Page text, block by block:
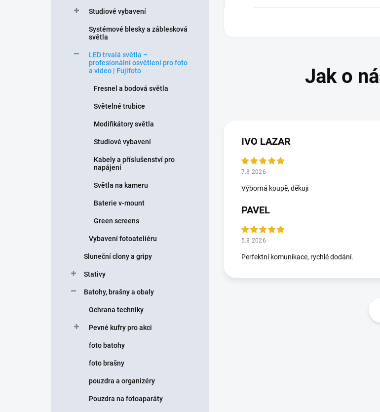
Studiové vybavení
Systémové blesky a záblesková
světla
LED trvalá světla –
profesionální osvětlení pro foto
a video | Fujifoto
Fresnel a bodová světla
Světelné trubice
Modifikátory světla
Studiové vybavení
Kabely a příslušenství pro
napájení
Světla na kameru
Baterie v-mount
Green screens
Vybavení fotoateliéru
Sluneční clony a gripy
Stativy
Batohy, brašny a obaly
Ochrana techniky
Pevné kufry pro akci
foto batohy
foto brašny
pouzdra a organizéry
Pouzdra na fotoaparáty
IVO LAZAR
7.8.2026
Výborná koupě, děkuji
PAVEL
5.8.2026
Perfektní komunikace, rychlé dodání.